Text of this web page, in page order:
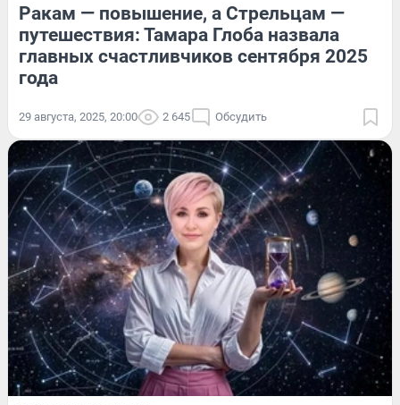
Ракам — повышение, а Стрельцам —
путешествия: Тамара Глоба назвала
главных счастливчиков сентября 2025
года
29 августа, 2025, 20:00 2 645 Обсудить